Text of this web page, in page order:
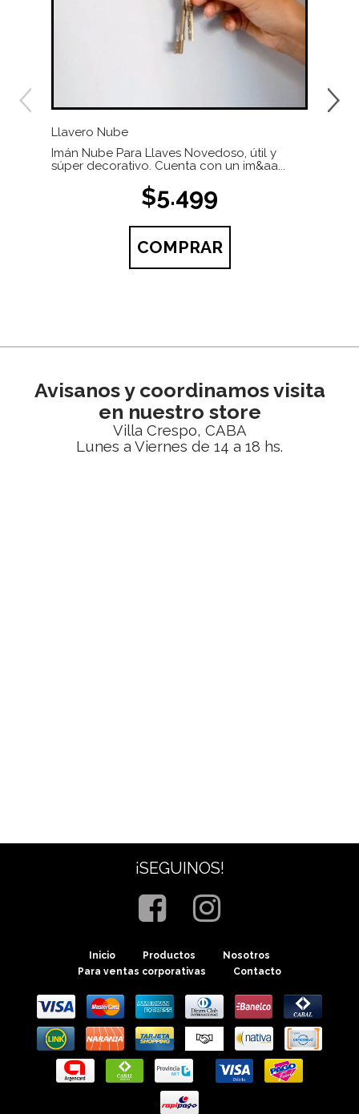
Llavero Nube
Imán Nube Para Llaves Novedoso, útil y
súper decorativo. Cuenta con un im&aa...
$5.499
COMPRAR
Avisanos y coordinamos visita
en nuestro store
Villa Crespo, CABA
Lunes a Viernes de 14 a 18 hs.
¡SEGUINOS!
Inicio Productos
Nosotros
Para ventas corporativas
Contacto